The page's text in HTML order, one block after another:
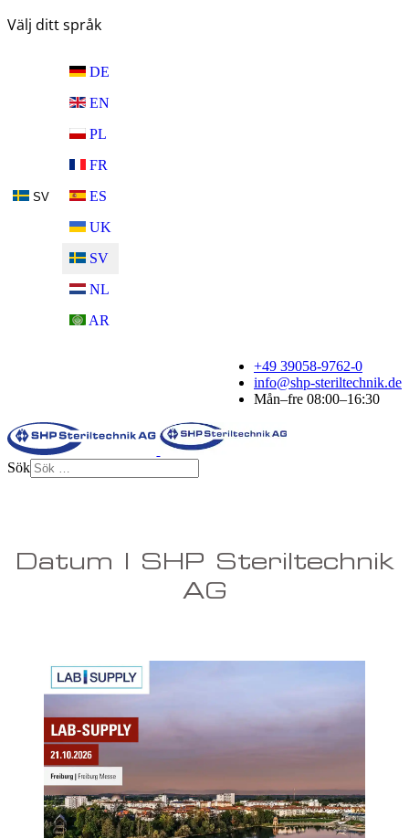
Välj ditt språk
SV
DE
EN
PL
FR
ES
UK
SV
NL
AR
+49 39058-9762-0
info@shp-steriltechnik.de
Mån–fre 08:00–16:30
Sök
Datum | SHP Steriltechnik
AG